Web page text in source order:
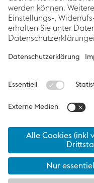
Mittelpunkt stehen
voestalpine
Produkte.
Kategorien
Techno­logie
News
©